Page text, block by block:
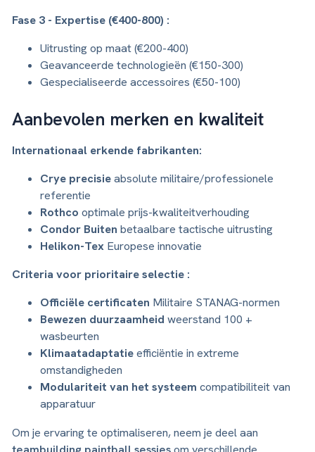
Fase 3 - Expertise (€400-800) :
Uitrusting op maat (€200-400)
Geavanceerde technologieën (€150-300)
Gespecialiseerde accessoires (€50-100)
Aanbevolen merken en kwaliteit
Internationaal erkende fabrikanten:
Crye precisieabsolute militaire/professionele
referentie
Rothco optimale prijs-kwaliteitverhouding
Condor Buiten betaalbare tactische uitrusting
Helikon-Tex Europese innovatie
Criteria voor prioritaire selectie :
Officiële certificaten Militaire STANAG-normen
Bewezen duurzaamheid weerstand 100 +
wasbeurten
Klimaatadaptatieefficiëntie in extreme
omstandigheden
Modulariteit van het systeem compatibiliteit van
apparatuur
Om je ervaring te optimaliseren, neem je deel aan